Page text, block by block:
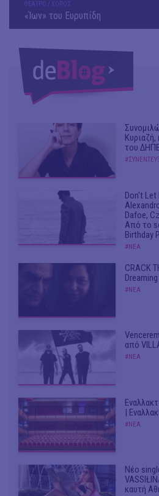
ΘΕΑΤΡΟ / ΧΟΡΟΣ
«Ίων» του Ευρυπίδη
Κυριαζή,
του
Don't
Dafoe,
Από το
Birthday
#ΝΕΑ
CRACK
#ΝΕΑ
από
#ΝΕΑ
|
#ΝΕΑ
Νέο
καυτή